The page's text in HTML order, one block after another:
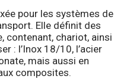
pour les systèmes de
Elle définit des
contenant, chariot, ainsi
: l’Inox 18/10, l’acier
mais aussi en
composites.